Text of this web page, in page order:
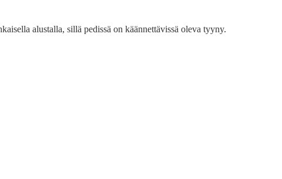
alustalla, sillä pedissä on käännettävissä oleva tyyny.